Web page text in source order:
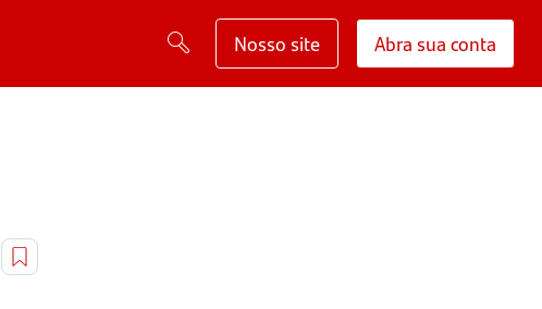
Nosso site Abra sua conta